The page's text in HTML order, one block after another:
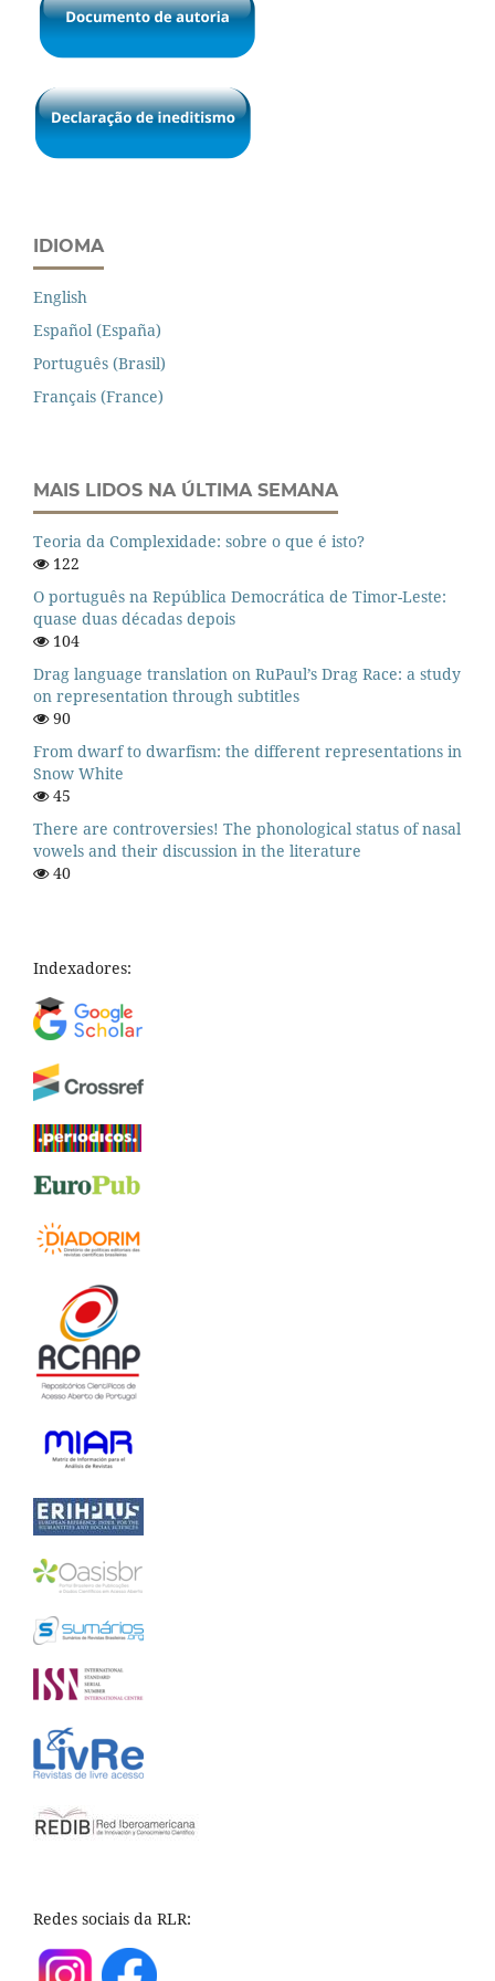
IDIOMA
English
Español (España)
Português (Brasil)
Français (France)
MAIS LIDOS NA ÚLTIMA SEMANA
Teoria da Complexidade: sobre o que é isto?
122
O português na República Democrática de Timor-Leste:
quase duas décadas depois
104
Drag language translation on RuPaul’s Drag Race: a study
on representation through subtitles
90
From dwarf to dwarfism: the different representations in
Snow White
45
There are controversies! The phonological status of nasal
vowels and their discussion in the literature
40
Indexadores:
Redes sociais da RLR: